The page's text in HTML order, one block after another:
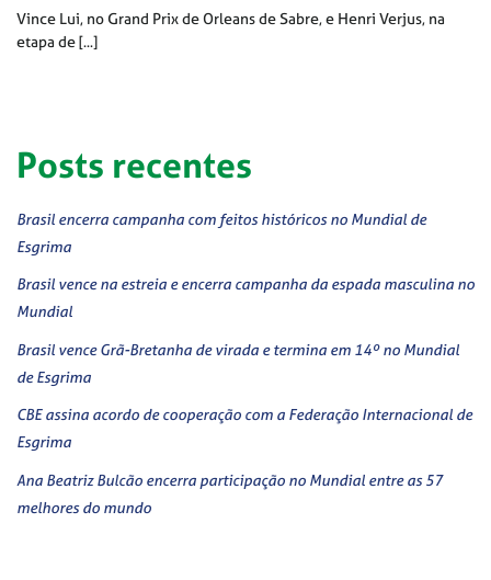
Vince Lui, no Grand Prix de Orleans de Sabre, e Henri Verjus, na
etapa de [...]
Posts recentes
Brasil encerra campanha com feitos históricos no Mundial de
Esgrima
Brasil vence na estreia e encerra campanha da espada masculina no
Mundial
Brasil vence Grã-Bretanha de virada e termina em 14º no Mundial
de Esgrima
CBE assina acordo de cooperação com a Federação Internacional de
Esgrima
Ana Beatriz Bulcão encerra participação no Mundial entre as 57
melhores do mundo